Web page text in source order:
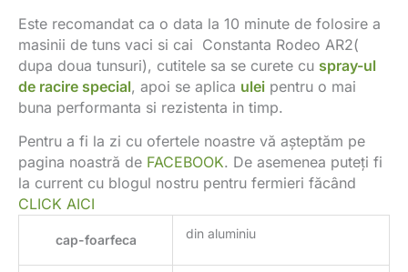
Este recomandat ca o data la 10 minute de folosire a
masinii de tuns vaci si cai Constanta Rodeo AR2(
dupa doua tunsuri), cutitele sa se curete cu spray-ul
de racire special, apoi se aplica ulei pentru o mai
buna performanta si rezistenta in timp.
Pentru a fi la zi cu ofertele noastre vă așteptăm pe
pagina noastră de FACEBOOK. De asemenea puteți fi
la current cu blogul nostru pentru fermieri făcând
CLICK AICI
cap-foarfeca din aluminiu